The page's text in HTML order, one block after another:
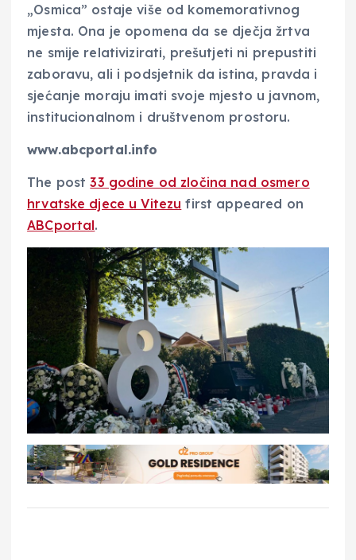
„Osmica” ostaje više od komemorativnog
mjesta. Ona je opomena da se dječja žrtva
ne smije relativizirati, prešutjeti ni prepustiti
zaboravu, ali i podsjetnik da istina, pravda i
sjećanje moraju imati svoje mjesto u javnom,
institucionalnom i društvenom prostoru.
www.abcportal.info
The post33 godine od zločina nad osmero
hrvatske djece u Vitezu first appeared on
ABCportal.